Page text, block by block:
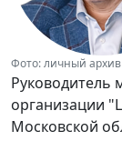
Фото: личный архив
Руководитель
организации
Московской